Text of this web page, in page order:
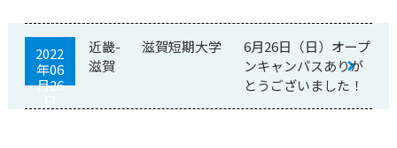
2022
年06
月26
近畿-
滋賀
滋賀短期大学
6月26日（日）オープ
ンキャンパスありが
とうございました！